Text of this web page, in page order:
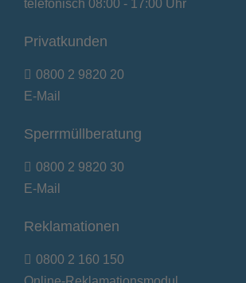
telefonisch 08:00 - 17:00 Uhr
Privatkunden
0800 2 9820 20
E-Mail
Sperrmüllberatung
0800 2 9820 30
E-Mail
Reklamationen
0800 2 160 150